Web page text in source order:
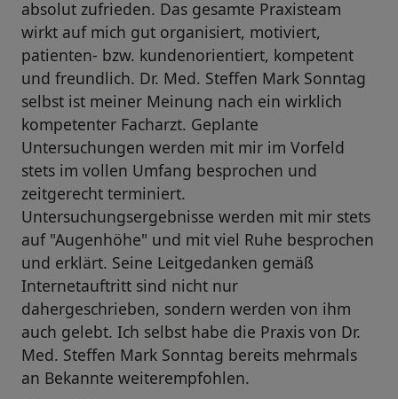
absolut zufrieden. Das gesamte Praxisteam
wirkt auf mich gut organisiert, motiviert,
patienten- bzw. kundenorientiert, kompetent
und freundlich. Dr. Med. Steffen Mark Sonntag
selbst ist meiner Meinung nach ein wirklich
kompetenter Facharzt. Geplante
Untersuchungen werden mit mir im Vorfeld
stets im vollen Umfang besprochen und
zeitgerecht terminiert.
Untersuchungsergebnisse werden mit mir stets
auf "Augenhöhe" und mit viel Ruhe besprochen
und erklärt. Seine Leitgedanken gemäß
Internetauftritt sind nicht nur
dahergeschrieben, sondern werden von ihm
auch gelebt. Ich selbst habe die Praxis von Dr.
Med. Steffen Mark Sonntag bereits mehrmals
an Bekannte weiterempfohlen.